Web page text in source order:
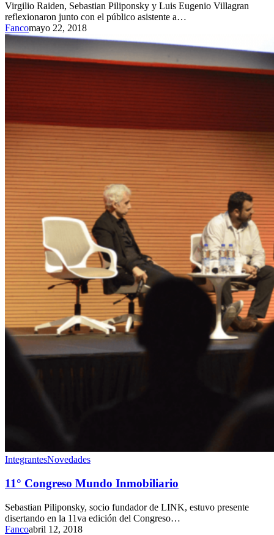
Virgilio Raiden, Sebastian Piliponsky y Luis Eugenio Villagran
reflexionaron junto con el público asistente a…
Fancomayo 22, 2018
IntegrantesNovedades
11° Congreso Mundo Inmobiliario
Sebastian Piliponsky, socio fundador de LINK, estuvo presente
disertando en la 11va edición del Congreso…
Fancoabril 12, 2018